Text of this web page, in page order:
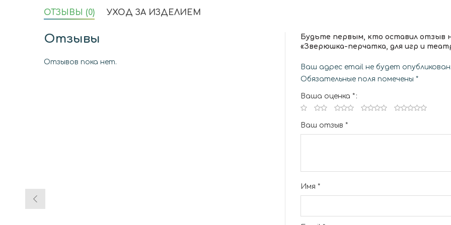
ОТЗЫВЫ (0) УХОД ЗА ИЗДЕЛИЕМ
Отзывы
Отзывов пока нет.
Будьте первым, кто оставил отзыв
«Зверюшка-перчатка, для игр и
Ваш адрес email не будет опубликован.
Обязательные поля помечены *
Ваша оценка *
Ваш отзыв *
Имя *